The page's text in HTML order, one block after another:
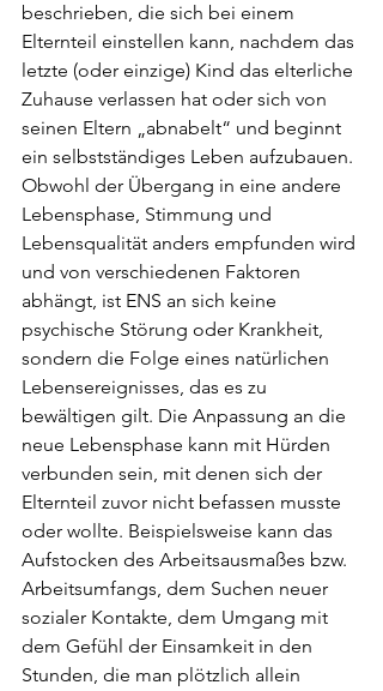
beschrieben, die sich bei einem
Elternteil einstellen kann, nachdem das
letzte (oder einzige) Kind das elterliche
Zuhause verlassen hat oder sich von
seinen Eltern „abnabelt“ und beginnt
ein selbstständiges Leben aufzubauen.
Obwohl der Übergang in eine andere
Lebensphase, Stimmung und
Lebensqualität anders empfunden wird
und von verschiedenen Faktoren
abhängt, ist ENS an sich keine
psychische Störung oder Krankheit,
sondern die Folge eines natürlichen
Lebensereignisses, das es zu
bewältigen gilt. Die Anpassung an die
neue Lebensphase kann mit Hürden
verbunden sein, mit denen sich der
Elternteil zuvor nicht befassen musste
oder wollte. Beispielsweise kann das
Aufstocken des Arbeitsausmaßes bzw.
Arbeitsumfangs, dem Suchen neuer
sozialer Kontakte, dem Umgang mit
dem Gefühl der Einsamkeit in den
Stunden, die man plötzlich allein